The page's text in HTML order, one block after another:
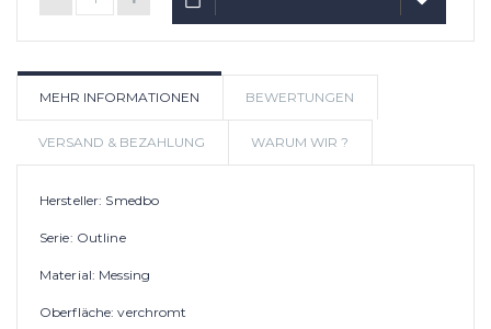
IN DEN WARENKORB
MEHR INFORMATIONEN BEWERTUNGEN
VERSAND & BEZAHLUNG WARUM WIR ?
Hersteller: Smedbo
Serie: Outline
Material: Messing
Oberfläche: verchromt